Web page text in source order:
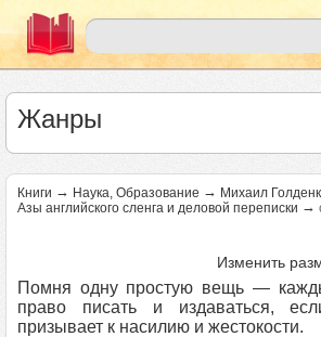
Жанры
Книги → Наука, Образование → Михаил
Азы английского сленга и деловой переписки →
Изменить
Помня одну простую вещь —
право писать и издаваться,
призывает к насилию и жестокости.